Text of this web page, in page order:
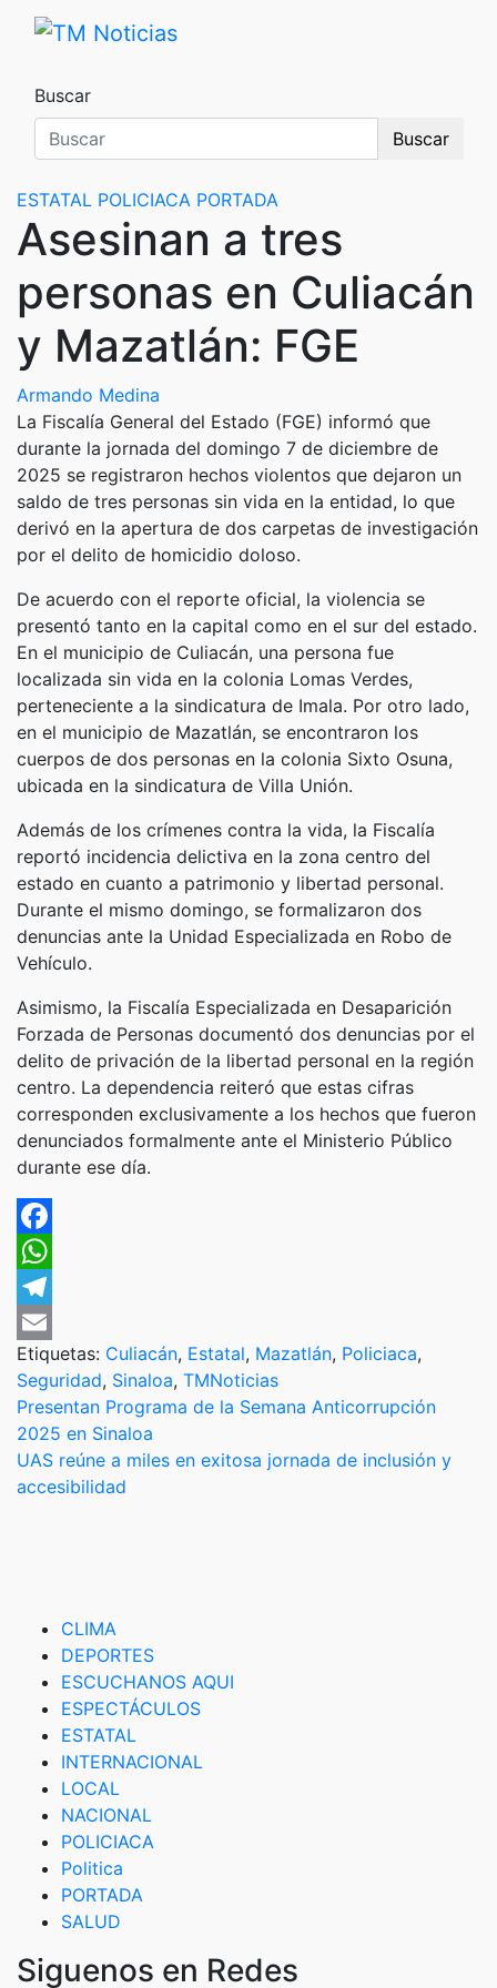
Saltar
Buscar
Buscar
ESTATAL POLICIACA PORTADA
Asesinan a tres
personas en Culiacán
y Mazatlán: FGE
Armando Medina
​La Fiscalía General del Estado (FGE) informó que
durante la jornada del domingo 7 de diciembre de
2025 se registraron hechos violentos que dejaron un
saldo de tres personas sin vida en la entidad, lo que
derivó en la apertura de dos carpetas de investigación
por el delito de homicidio doloso.
​De acuerdo con el reporte oficial, la violencia se
presentó tanto en la capital como en el sur del estado.
En el municipio de Culiacán, una persona fue
localizada sin vida en la colonia Lomas Verdes,
perteneciente a la sindicatura de Imala. Por otro lado,
en el municipio de Mazatlán, se encontraron los
cuerpos de dos personas en la colonia Sixto Osuna,
ubicada en la sindicatura de Villa Unión.
​Además de los crímenes contra la vida, la Fiscalía
reportó incidencia delictiva en la zona centro del
estado en cuanto a patrimonio y libertad personal.
Durante el mismo domingo, se formalizaron dos
denuncias ante la Unidad Especializada en Robo de
Vehículo.
​Asimismo, la Fiscalía Especializada en Desaparición
Forzada de Personas documentó dos denuncias por el
delito de privación de la libertad personal en la región
centro. La dependencia reiteró que estas cifras
corresponden exclusivamente a los hechos que fueron
denunciados formalmente ante el Ministerio Público
durante ese día.
Facebook
WhatsApp
Telegram
Email
Etiquetas: Culiacán, Estatal, Mazatlán, Policiaca,
Seguridad, Sinaloa, TMNoticias
Navegación
de
entradas
Presentan Programa de la Semana Anticorrupción
2025 en Sinaloa
UAS reúne a miles en exitosa jornada de inclusión y
accesibilidad
CLIMA
DEPORTES
ESCUCHANOS AQUI
ESPECTÁCULOS
ESTATAL
INTERNACIONAL
LOCAL
NACIONAL
POLICIACA
Politica
PORTADA
SALUD
Siguenos en Redes